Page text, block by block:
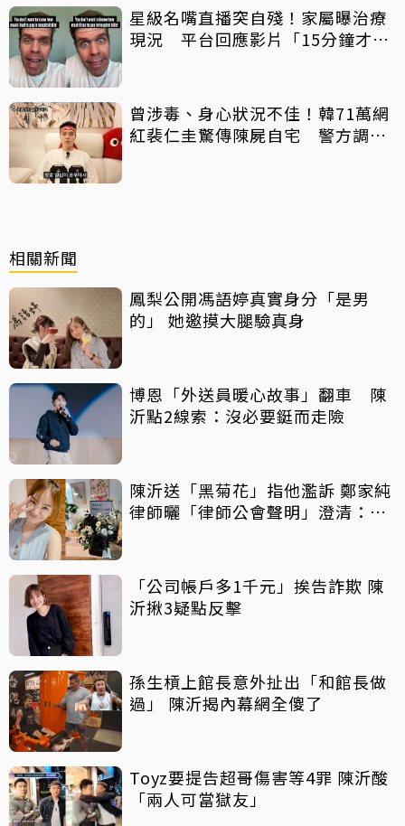
星級名嘴直播突自殘！家屬曝治療
現況 平台回應影片「15分鐘才下
曾涉毒、身心狀況不佳！韓71萬網
紅裴仁圭驚傳陳屍自宅 警方調查
相關新聞
鳳梨公開馮語婷真實身分「是男
的」 她邀摸大腿驗真身
博恩「外送員暖心故事」翻車 陳
沂點2線索：沒必要鋌而走險
陳沂送「黑菊花」指他濫訴 鄭家純
律師曬「律師公會聲明」澄清：告
「公司帳戶多1千元」挨告詐欺 陳
沂揪3疑點反擊
孫生槓上館長意外扯出「和館長做
過」 陳沂揭內幕網全傻了
Toyz要提告超哥傷害等4罪 陳沂酸
「兩人可當獄友」